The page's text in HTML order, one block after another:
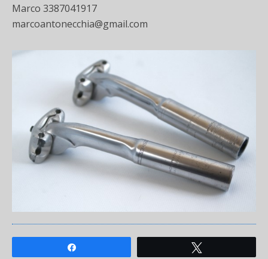
Marco 3387041917
marcoantonecchia@gmail.com